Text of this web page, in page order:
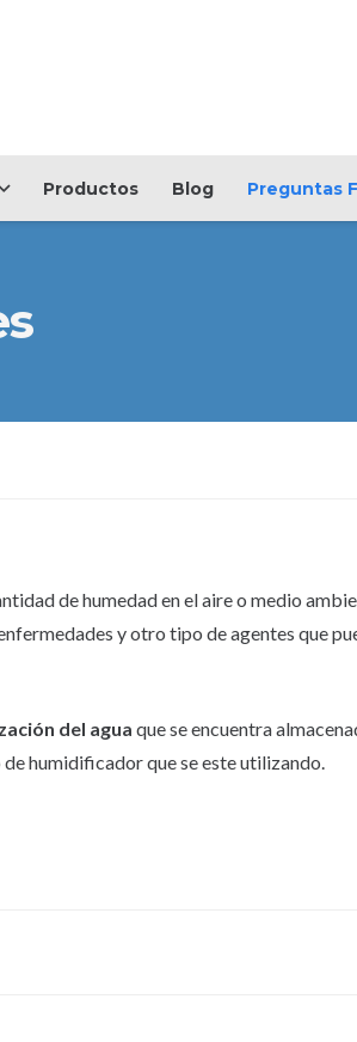
Productos Blog Preguntas
de humedad en el aire o medio
y otro tipo de agentes que
del agua que se encuentra
humidificador que se este utilizando.